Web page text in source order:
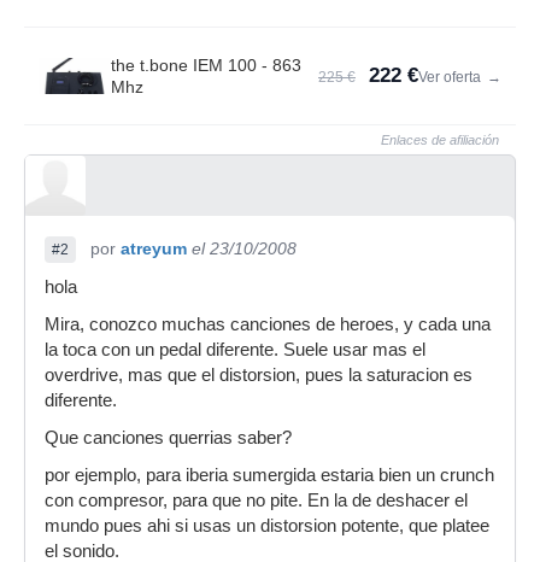
the t.bone IEM 100 - 863
Mhz
225 € 222 €Ver oferta →
Enlaces de afiliación
#2 por atreyum el 23/10/2008
hola
Mira, conozco muchas canciones de heroes, y cada una
la toca con un pedal diferente. Suele usar mas el
overdrive, mas que el distorsion, pues la saturacion es
diferente.
Que canciones querrias saber?
por ejemplo, para iberia sumergida estaria bien un crunch
con compresor, para que no pite. En la de deshacer el
mundo pues ahi si usas un distorsion potente, que platee
el sonido.